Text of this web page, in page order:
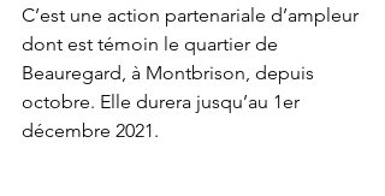
C’est une action partenariale d’ampleur
dont est témoin le quartier de
Beauregard, à Montbrison, depuis
octobre. Elle durera jusqu’au 1er
décembre 2021.